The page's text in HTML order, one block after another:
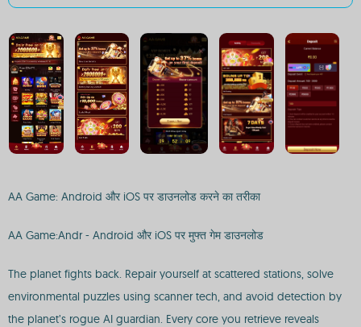
AA Game: Android और iOS पर डाउनलोड करने का तरीका
AA Game:Andr - Android और iOS पर मुफ्त गेम डाउनलोड
The planet fights back. Repair yourself at scattered stations, solve
environmental puzzles using scanner tech, and avoid detection by
the planet’s rogue AI guardian. Every core you retrieve reveals